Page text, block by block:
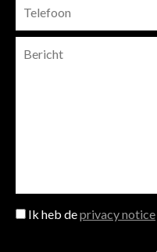
Ik heb deprivacy notice